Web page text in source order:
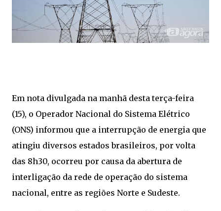
Em nota divulgada na manhã desta terça-feira
(15), o Operador Nacional do Sistema Elétrico
(ONS) informou que a interrupção de energia que
atingiu diversos estados brasileiros, por volta
das 8h30, ocorreu por causa da abertura de
interligação da rede de operação do sistema
nacional, entre as regiões Norte e Sudeste.